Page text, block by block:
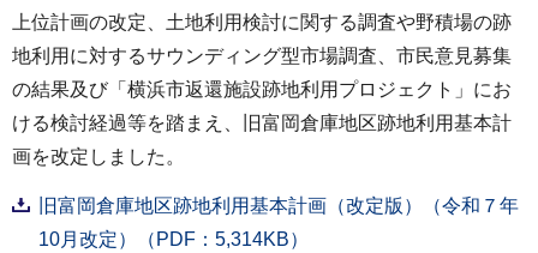
上位計画の改定、土地利用検討に関する調査や野積場の跡
地利用に対するサウンディング型市場調査、市民意見募集
の結果及び「横浜市返還施設跡地利用プロジェクト」にお
ける検討経過等を踏まえ、旧富岡倉庫地区跡地利用基本計
画を改定しました。
旧富岡倉庫地区跡地利用基本計画（改定版）（令和７年
10月改定）（PDF：5,314KB）